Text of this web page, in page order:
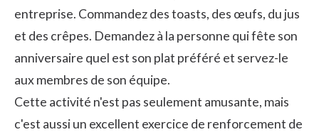
entreprise. Commandez des toasts, des œufs, du jus
et des crêpes. Demandez à la personne qui fête son
anniversaire quel est son plat préféré et servez-le
aux membres de son équipe.
Cette activité n'est pas seulement amusante, mais
c'est aussi un excellent exercice de renforcement de